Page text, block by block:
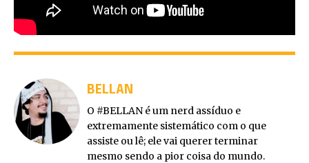
BELLAN
O #BELLAN é um nerd assíduo e
extremamente sistemático com o que
assiste ou lê; ele vai querer terminar
mesmo sendo a pior coisa do mundo.